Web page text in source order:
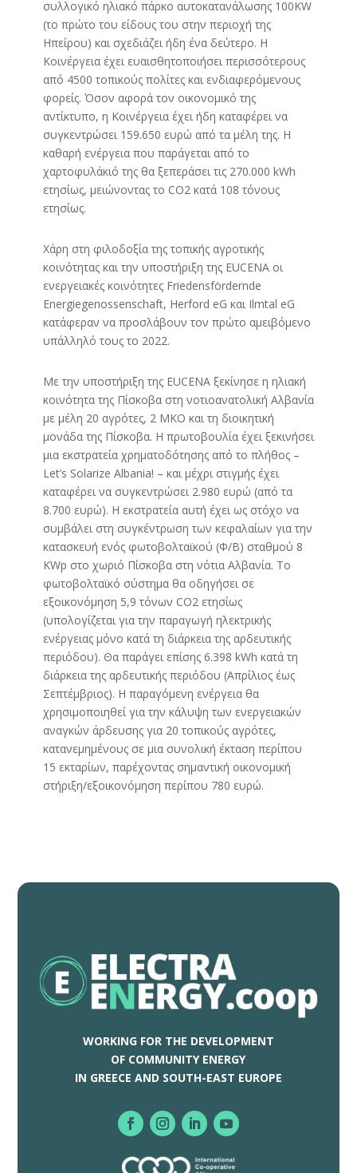
συλλογικό ηλιακό πάρκο αυτοκατανάλωσης 100KW
(το πρώτο του είδους του στην περιοχή της
Ηπείρου) και σχεδιάζει ήδη ένα δεύτερο. Η
Κοινέργεια έχει ευαισθητοποιήσει περισσότερους
από 4500 τοπικούς πολίτες και ενδιαφερόμενους
φορείς. Όσον αφορά τον οικονομικό της
αντίκτυπο, η Κοινέργεια έχει ήδη καταφέρει να
συγκεντρώσει 159.650 ευρώ από τα μέλη της. Η
καθαρή ενέργεια που παράγεται από το
χαρτοφυλάκιό της θα ξεπεράσει τις 270.000 kWh
ετησίως, μειώνοντας το CO2 κατά 108 τόνους
ετησίως.
Χάρη στη φιλοδοξία της τοπικής αγροτικής
κοινότητας και την υποστήριξη της EUCENA οι
ενεργειακές κοινότητες Friedensfördernde
Energiegenossenschaft, Herford eG και Ilmtal eG
κατάφεραν να προσλάβουν τον πρώτο αμειβόμενο
υπάλληλό τους το 2022.
Με την υποστήριξη της EUCENA ξεκίνησε η ηλιακή
κοινότητα της Πίσκοβα στη νοτιοανατολική Αλβανία
με μέλη 20 αγρότες, 2 ΜΚΟ και τη διοικητική
μονάδα της Πίσκοβα. Η πρωτοβουλία έχει ξεκινήσει
μια εκστρατεία χρηματοδότησης από το πλήθος –
Let’s Solarize Albania! – και μέχρι στιγμής έχει
καταφέρει να συγκεντρώσει 2.980 ευρώ (από τα
8.700 ευρώ). Η εκστρατεία αυτή έχει ως στόχο να
συμβάλει στη συγκέντρωση των κεφαλαίων για την
κατασκευή ενός φωτοβολταϊκού (Φ/Β) σταθμού 8
KWp στο χωριό Πίσκοβα στη νότια Αλβανία. Το
φωτοβολταϊκό σύστημα θα οδηγήσει σε
εξοικονόμηση 5,9 τόνων CO2 ετησίως
(υπολογίζεται για την παραγωγή ηλεκτρικής
ενέργειας μόνο κατά τη διάρκεια της αρδευτικής
περιόδου). Θα παράγει επίσης 6.398 kWh κατά τη
διάρκεια της αρδευτικής περιόδου (Απρίλιος έως
Σεπτέμβριος). Η παραγόμενη ενέργεια θα
χρησιμοποιηθεί για την κάλυψη των ενεργειακών
αναγκών άρδευσης για 20 τοπικούς αγρότες,
κατανεμημένους σε μια συνολική έκταση περίπου
15 εκταρίων, παρέχοντας σημαντική οικονομική
στήριξη/εξοικονόμηση περίπου 780 ευρώ.
WORKING FOR THE DEVELOPMENT
OF COMMUNITY ENERGY
IN GREECE AND SOUTH-EAST EUROPE